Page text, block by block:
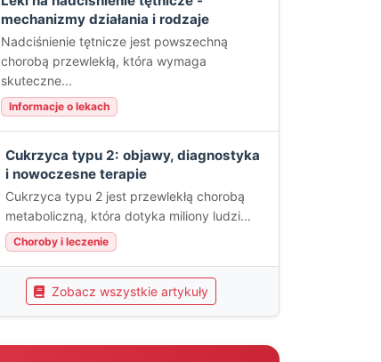
mechanizmy działania i rodzaje
Nadciśnienie tętnicze jest powszechną
chorobą przewlekłą, która wymaga
skuteczne...
Informacje o lekach
Cukrzyca typu 2: objawy, diagnostyka
i nowoczesne terapie
Cukrzyca typu 2 jest przewlekłą chorobą
metaboliczną, która dotyka miliony ludzi...
Choroby i leczenie
Zobacz wszystkie artykuły